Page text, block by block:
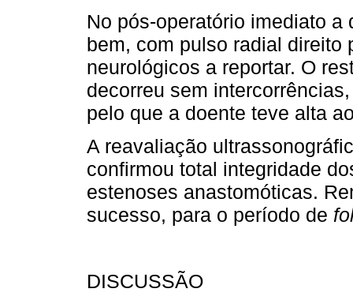
No pós-operatório imediato
bem, com pulso radial direito
neurológicos a reportar. O
decorreu sem
pelo que a doente teve alta
A reavaliação
confirmou total integridade
estenoses anastomóticas.
sucesso, para o período de
DISCUSSÃO